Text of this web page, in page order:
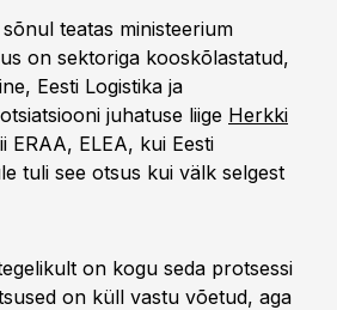
teatas ministeerium
on sektoriga kooskõlastatud,
Eesti Logistika ja
juhatuse liige Herkki
ERAA, ELEA, kui Eesti
tuli see otsus kui välk selgest
on kogu seda protsessi
on küll vastu võetud, aga